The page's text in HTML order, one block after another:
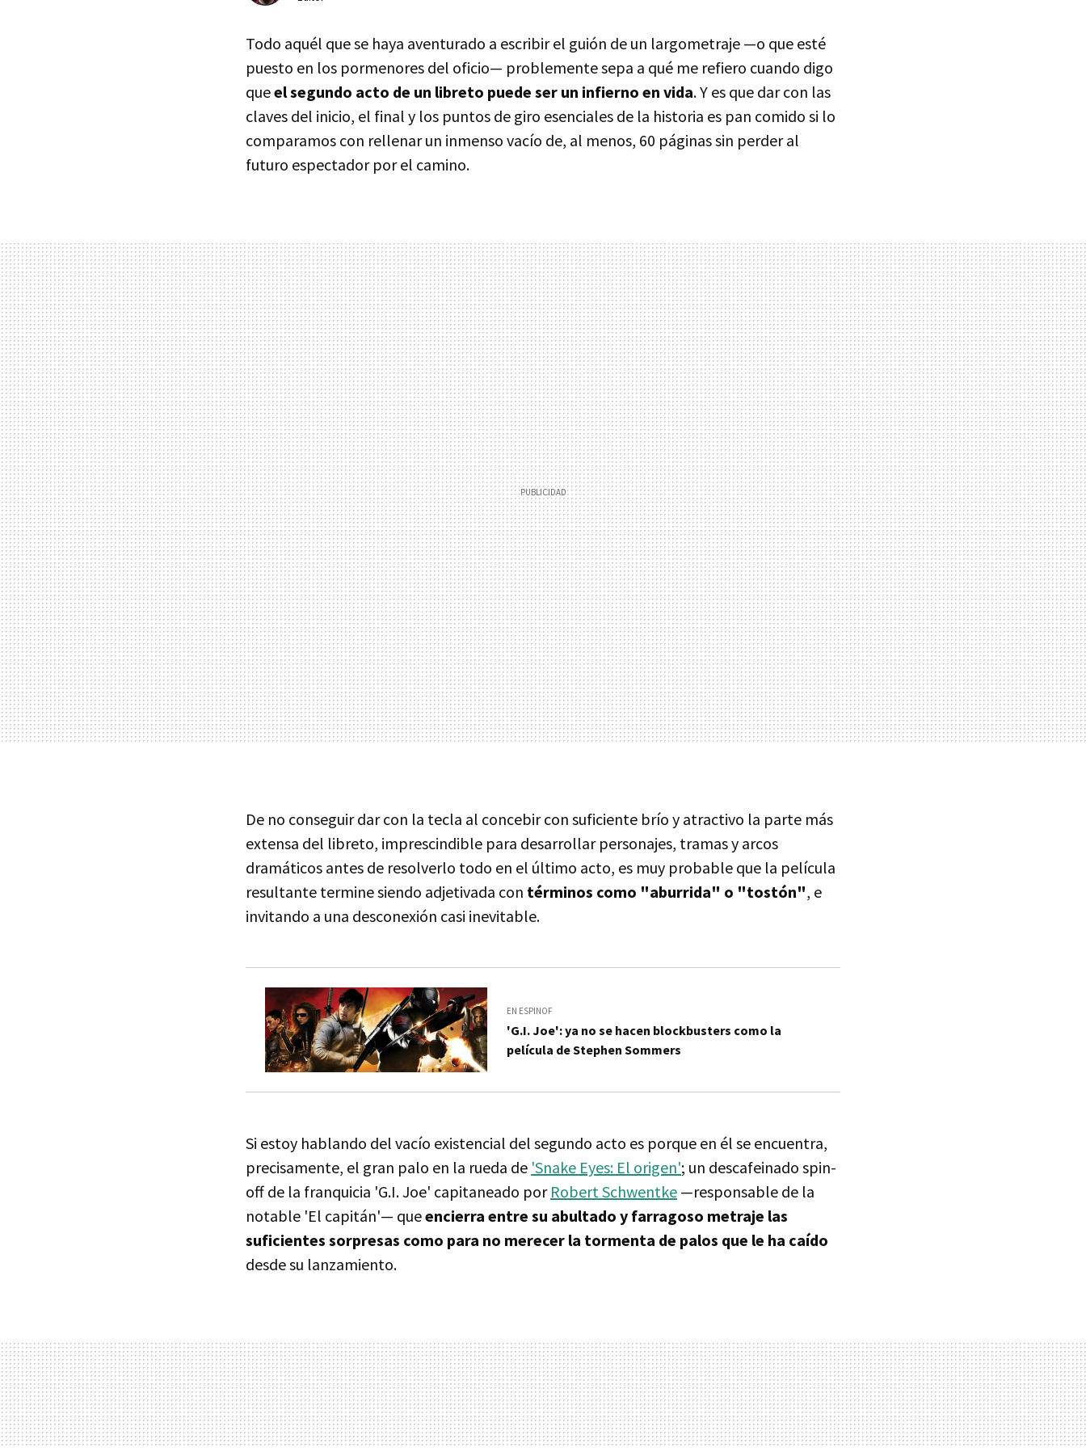
Todo aquél que se haya aventurado a escribir el guión de un largometraje —o que esté
puesto en los pormenores del oficio— problemente sepa a qué me refiero cuando digo
queel segundo acto de un libreto puede ser un infierno en vida. Y es que dar con las
claves del inicio, el final y los puntos de giro esenciales de la historia es pan comido si lo
comparamos con rellenar un inmenso vacío de, al menos, 60 páginas sin perder al
futuro espectador por el camino.
De no conseguir dar con la tecla al concebir con suficiente brío y atractivo la parte más
extensa del libreto, imprescindible para desarrollar personajes, tramas y arcos
dramáticos antes de resolverlo todo en el último acto, es muy probable que la película
resultante termine siendo adjetivada con términos como "aburrida" o "tostón", e
invitando a una desconexión casi inevitable.
EN ESPINOF
'G.I. Joe': ya no se hacen blockbusters como la
película de Stephen Sommers
Si estoy hablando del vacío existencial del segundo acto es porque en él se encuentra,
precisamente, el gran palo en la rueda de 'Snake Eyes: El origen'; un descafeinado spin-
off de la franquicia 'G.I. Joe' capitaneado por Robert Schwentke —responsable de la
notable 'El capitán'— queencierra entre su abultado y farragoso metraje las
suficientes sorpresas como para no merecer la tormenta de palos que le ha caído
desde su lanzamiento.